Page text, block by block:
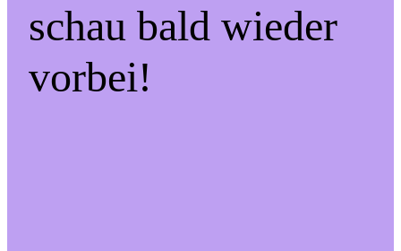
schau bald wieder
vorbei!